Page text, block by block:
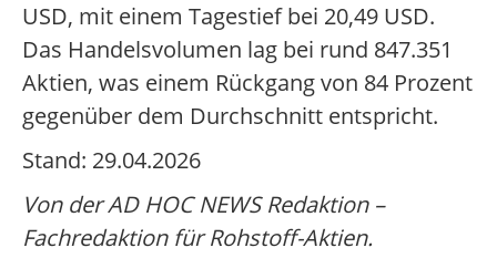
USD, mit einem Tagestief bei 20,49 USD.
Das Handelsvolumen lag bei rund 847.351
Aktien, was einem Rückgang von 84 Prozent
gegenüber dem Durchschnitt entspricht.
Stand: 29.04.2026
Von der AD HOC NEWS Redaktion –
Fachredaktion für Rohstoff-Aktien.